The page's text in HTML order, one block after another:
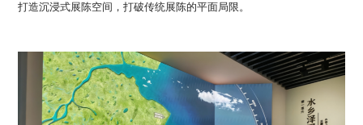
打造沉浸式展陈空间，打破传统展陈的平面局限。